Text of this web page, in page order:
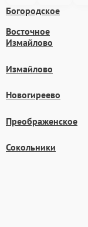
Богородское
Восточное
Измайлово
Измайлово
Новогиреево
Преображенское
Сокольники